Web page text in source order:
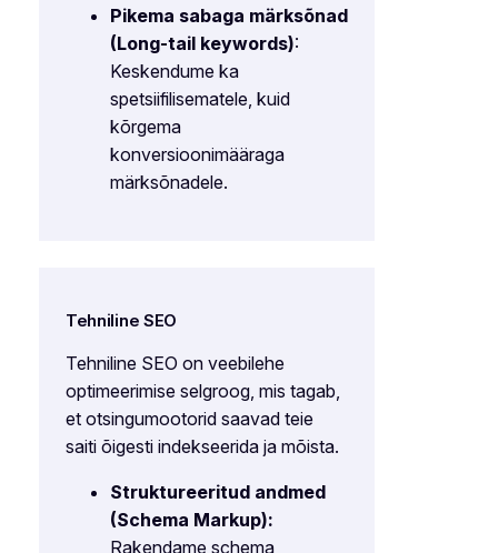
Pikema sabaga märksõnad
(Long-tail keywords):
Keskendume ka
spetsiifilisematele, kuid
kõrgema
konversioonimääraga
märksõnadele.
Tehniline SEO
Tehniline SEO on veebilehe
optimeerimise selgroog, mis tagab,
et otsingumootorid saavad teie
saiti õigesti indekseerida ja mõista.
Struktureeritud andmed
(Schema Markup):
Rakendame schema